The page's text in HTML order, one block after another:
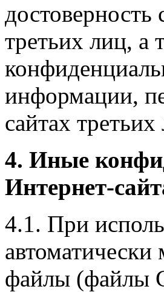
третьих лиц, а
информации,
сайтах третьих
4. Иные
Интернет-
4.1. При
автоматически
файлы (файлы